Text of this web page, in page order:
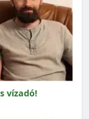
vízadó!